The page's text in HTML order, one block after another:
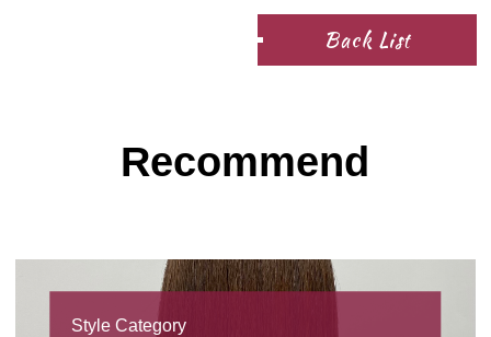
Back List
Recommend
Style Category